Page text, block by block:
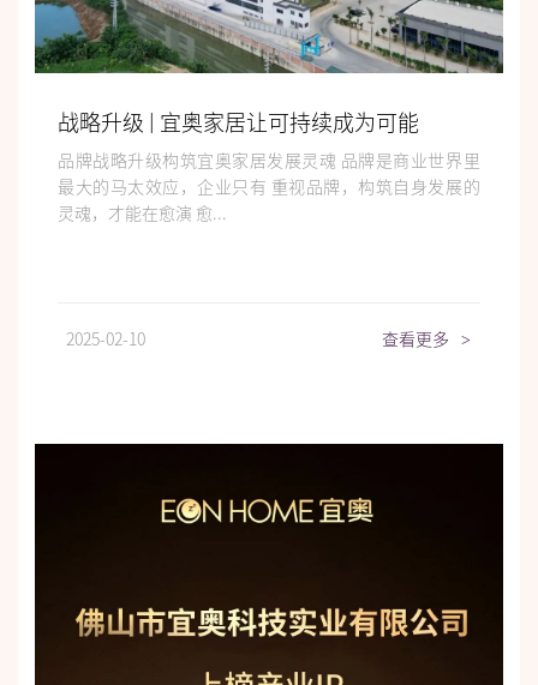
战略升级 | 宜奥家居让可持续成为可能
品牌战略升级构筑宜奥家居发展灵魂 品牌是商业世界里
最大的马太效应，企业只有 重视品牌，构筑自身发展的
灵魂，才能在愈演 愈...
2025-02-10 查看更多 >